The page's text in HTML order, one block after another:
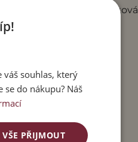
délka kalhot celková
souhlas, který
do nákupu? Náš
VŠE PŘIJMOUT